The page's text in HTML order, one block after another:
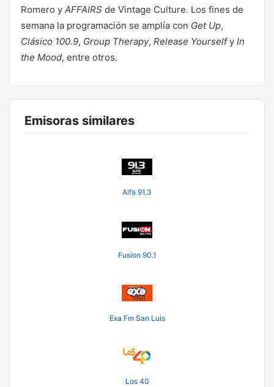
Romero y AFFAIRS de Vintage Culture. Los fines de
semana la programación se amplía con Get Up,
Clásico 100.9, Group Therapy, Release Yourselfy In
the Mood, entre otros.
Emisoras similares
Alfa 91.3
Fusion 90.1
Exa Fm San Luis
Los 40